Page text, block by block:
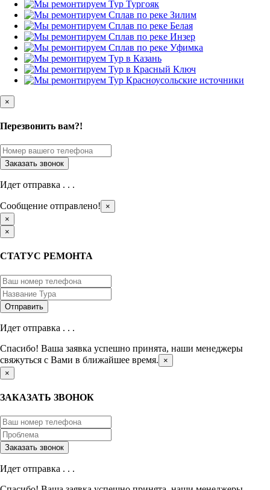
×
Перезвонить вам?!
Идет отправка . . .
Сообщение отправлено!
×
×
×
СТАТУС РЕМОНТА
Идет отправка . . .
Спасибо! Ваша заявка успешно принята, наши менеджеры
свяжуться с Вами в ближайшее время.
×
×
ЗАКАЗАТЬ ЗВОНОК
Идет отправка . . .